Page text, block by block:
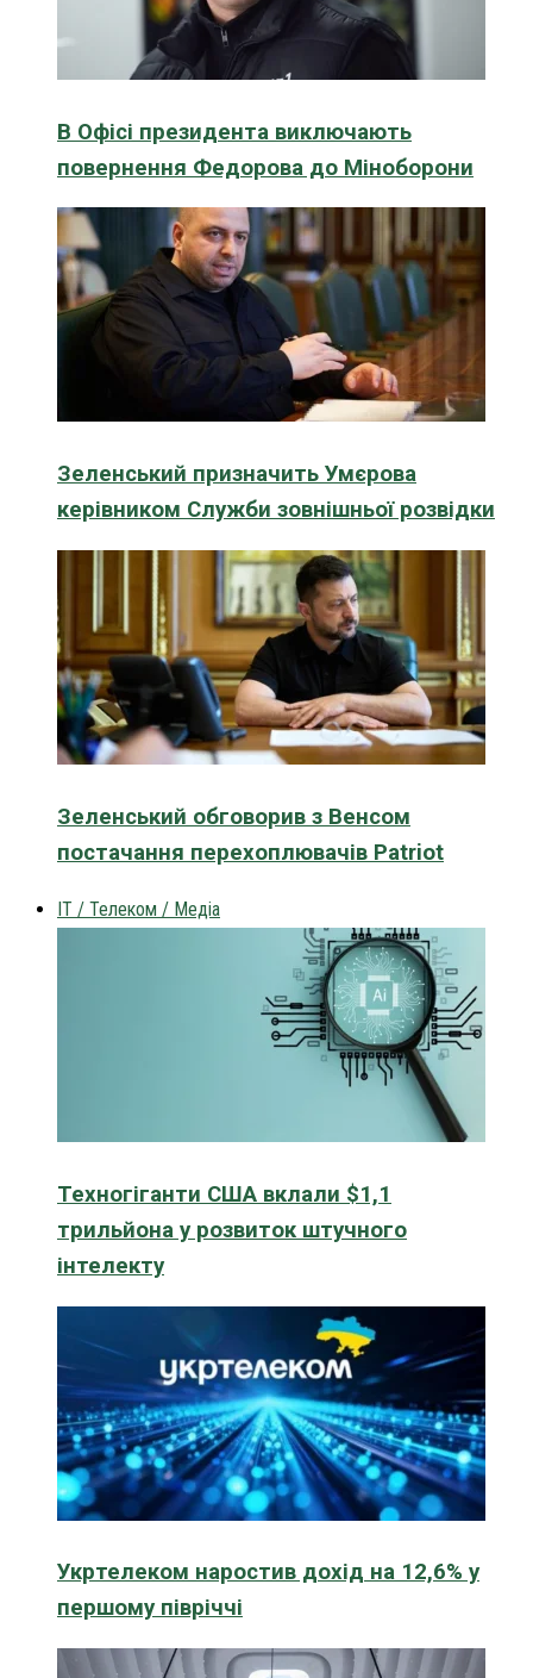
В Офісі президента виключають
повернення Федорова до Міноборони
Зеленський призначить Умєрова
керівником Служби зовнішньої розвідки
Зеленський обговорив з Венсом
постачання перехоплювачів Patriot
IT / Телеком / Медіа
Техногіганти США вклали $1,1
трильйона у розвиток штучного
інтелекту
Укртелеком наростив дохід на 12,6% у
першому півріччі